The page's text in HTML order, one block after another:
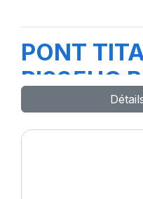
PONT
PI235HC B